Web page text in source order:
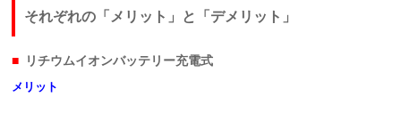
それぞれの「メリット」と「デメリット」
リチウムイオンバッテリー充電式
メリット